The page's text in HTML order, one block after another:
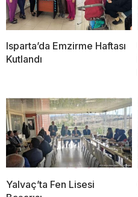
Isparta’da Emzirme Haftası
Kutlandı
Yalvaç’ta Fen Lisesi